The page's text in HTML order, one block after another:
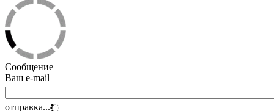
Сообщение
Ваш e-mail
отправка...